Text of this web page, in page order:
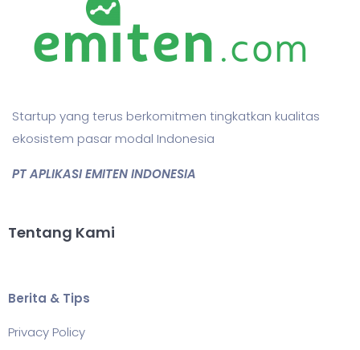
Startup yang terus berkomitmen tingkatkan kualitas
ekosistem pasar modal Indonesia
PT APLIKASI EMITEN INDONESIA
Tentang Kami
Berita & Tips
Privacy Policy